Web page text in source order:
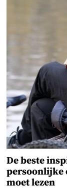
De beste
persoonlijke
moet lezen